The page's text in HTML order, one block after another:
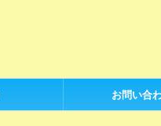
お問い合